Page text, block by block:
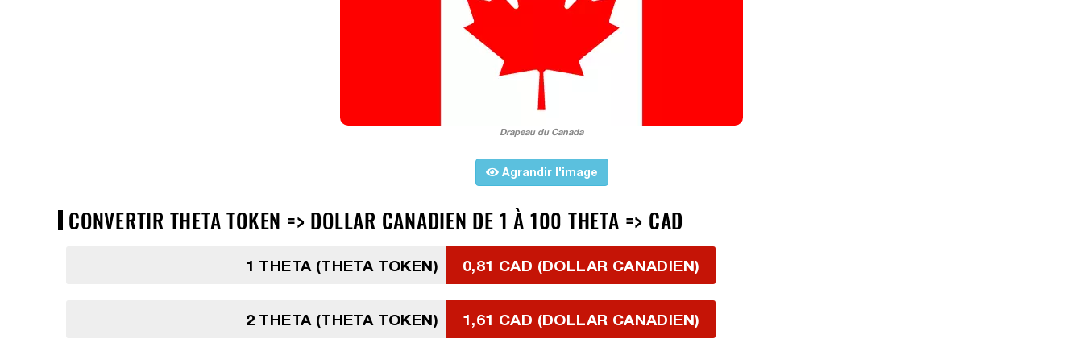
Drapeau du Canada
Agrandir l'image
CONVERTIR THETA TOKEN => DOLLAR CANADIEN DE 1 À 100 THETA => CAD
1 THETA (THETA TOKEN) 0,81 CAD (DOLLAR CANADIEN)
2 THETA (THETA TOKEN) 1,61 CAD (DOLLAR CANADIEN)